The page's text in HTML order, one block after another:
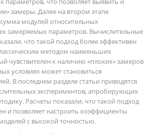
замеры. Далее на втором этапе
модулей относительных
замеряемых параметров. Вычислительные
что такой подход более эффективен
методом наименьших
чувствителен к наличию «плохих» замеров
условиях может становиться
В последнем разделе статьи приводятся
экспериментов, апробирующих
Расчеты показали, что такой подход
и позволяет настроить коэффициенты
с высокой точностью.